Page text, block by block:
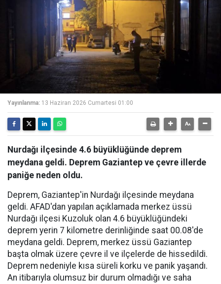
Yayınlanma: 13 Haziran 2026 Cumartesi 01:00
Nurdağı ilçesinde 4.6 büyüklüğünde deprem
meydana geldi. Deprem Gaziantep ve çevre illerde
paniğe neden oldu.
Deprem, Gaziantep'in Nurdağı ilçesinde meydana
geldi. AFAD'dan yapılan açıklamada merkez üssü
Nurdağı ilçesi Kuzoluk olan 4.6 büyüklüğündeki
deprem yerin 7 kilometre derinliğinde saat 00.08'de
meydana geldi. Deprem, merkez üssü Gaziantep
başta olmak üzere çevre il ve ilçelerde de hissedildi.
Deprem nedeniyle kısa süreli korku ve panik yaşandı.
An itibarıyla olumsuz bir durum olmadığı ve saha